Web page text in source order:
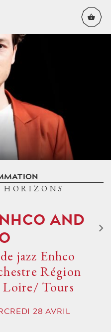
principal
AND
jazz Enhco
Région
Loire/ Tours
28AVRIL